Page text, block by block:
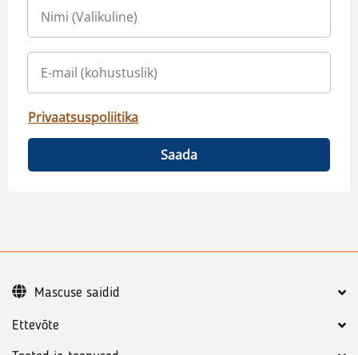
Privaatsuspoliitika
Saada
Ettevõte
Mascuse saidid